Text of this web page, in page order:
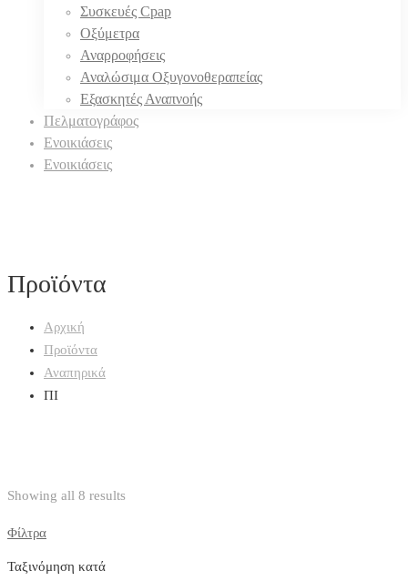
Συσκευές Cpap
Οξύμετρα
Αναρροφήσεις
Αναλώσιμα Οξυγονοθεραπείας
Εξασκητές Αναπνοής
Πελματογράφος
Ενοικιάσεις
Ενοικιάσεις
Προϊόντα
Αρχική
Προϊόντα
Αναπηρικά
ΠΙ
Showing all 8 results
Φίλτρα
Ταξινόμηση κατά